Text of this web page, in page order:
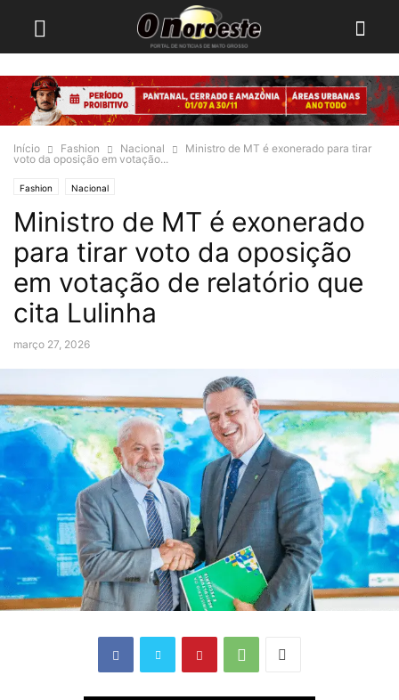
Início Fashion Nacional
Ministro de MT é exonerado para tirar
voto da oposição em votação...
Fashion Nacional
Ministro de MT é exonerado
para tirar voto da oposição
em votação de relatório que
cita Lulinha
março 27, 2026